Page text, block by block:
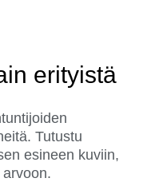
erityistä
Tutustu
esineen kuviin,